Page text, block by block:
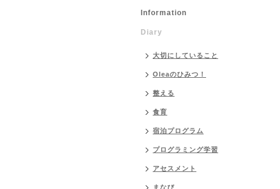
Information
Diary
大切にしていること
Oleaのひみつ！
整える
食育
宿泊プログラム
プログラミング学習
アセスメント
まなび